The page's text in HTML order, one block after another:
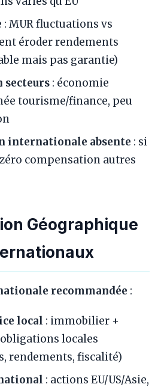
: MUR fluctuations vs
éroder rendements
mais pas garantie)
secteurs : économie
tourisme/finance, peu
internationale absente : si
compensation autres
Géographique
recommandée :
local : immobilier +
locales
rendements, fiscalité)
: actions EU/US/Asie,